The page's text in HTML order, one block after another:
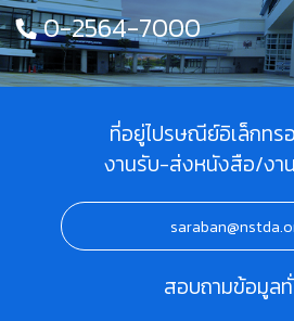
0-2564-7000
ที่อยู่ไปรษณีย์อิเล็กทร
งานรับ-ส่งหนังสือ/งา
สอบถามข้อมูลทั่